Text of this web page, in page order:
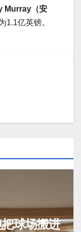
Murray（安
1.1亿英镑。
球场搬进